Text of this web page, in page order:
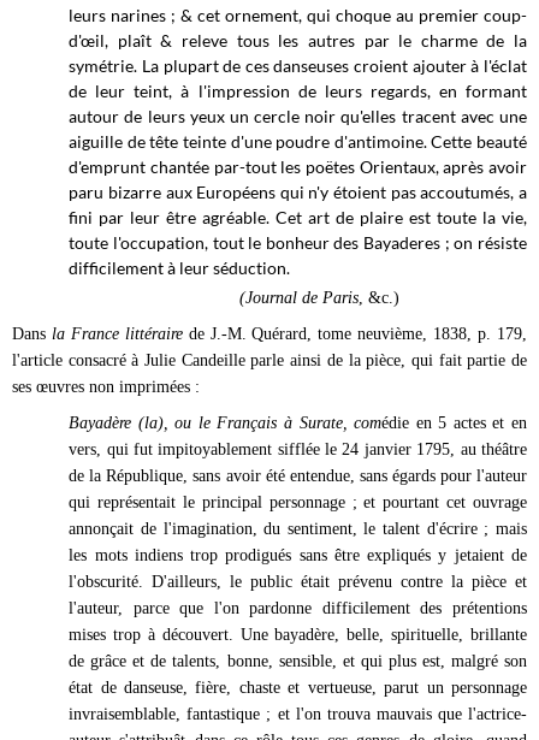
leurs narines ; & cet ornement, qui choque au premier coup-
d'œil, plaît & releve tous les autres par le charme de la
symétrie. La plupart de ces danseuses croient ajouter à l'éclat
de leur teint, à l'impression de leurs regards, en formant
autour de leurs yeux un cercle noir qu'elles tracent avec une
aiguille de tête teinte d'une poudre d'antimoine. Cette beauté
d'emprunt chantée par-tout les poëtes Orientaux, après avoir
paru bizarre aux Européens qui n'y étoient pas accoutumés, a
fini par leur être agréable. Cet art de plaire est toute la vie,
toute l'occupation, tout le bonheur des Bayaderes ; on résiste
difficilement à leur séduction.
(Journal de Paris, &c.)
Dans la France littéraire de J.-M. Quérard, tome neuvième, 1838, p. 179,
l'article consacré à Julie Candeille parle ainsi de la pièce, qui fait partie de
ses œuvres non imprimées :
Bayadère (la), ou le Français à Surate, comédie en 5 actes et en
vers, qui fut impitoyablement sifflée le 24 janvier 1795, au théâtre
de la République, sans avoir été entendue, sans égards pour l'auteur
qui représentait le principal personnage ; et pourtant cet ouvrage
annonçait de l'imagination, du sentiment, le talent d'écrire ; mais
les mots indiens trop prodigués sans être expliqués y jetaient de
l'obscurité. D'ailleurs, le public était prévenu contre la pièce et
l'auteur, parce que l'on pardonne difficilement des prétentions
mises trop à découvert. Une bayadère, belle, spirituelle, brillante
de grâce et de talents, bonne, sensible, et qui plus est, malgré son
état de danseuse, fière, chaste et vertueuse, parut un personnage
invraisemblable, fantastique ; et l'on trouva mauvais que l'actrice-